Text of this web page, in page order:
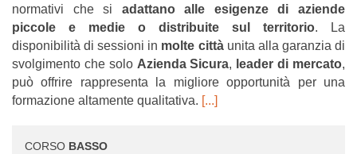
normativi che si adattano alle esigenze di aziende
piccole e medie o distribuite sul territorio. La
disponibilità di sessioni in molte cittàunita alla garanzia di
svolgimento che solo Azienda Sicura, leader di mercato,
può offrire rappresenta la migliore opportunità per una
formazione altamente qualitativa. [...]
CORSO BASSO